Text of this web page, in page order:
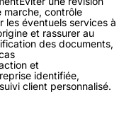
marche, contrôle
les éventuels services à
et rassurer au
des documents,
et
identifiée,
client personnalisé.